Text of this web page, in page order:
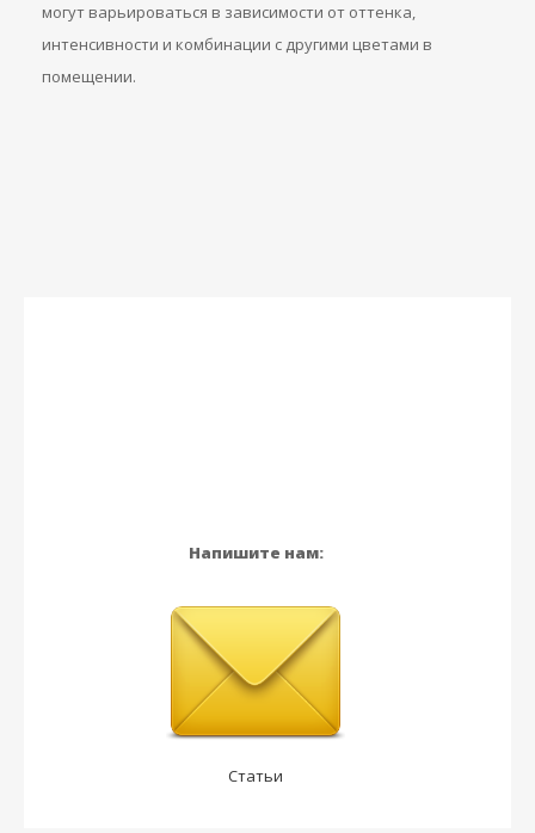
могут варьироваться в зависимости от оттенка,
интенсивности и комбинации с другими цветами в
помещении.
Напишите нам:
Статьи